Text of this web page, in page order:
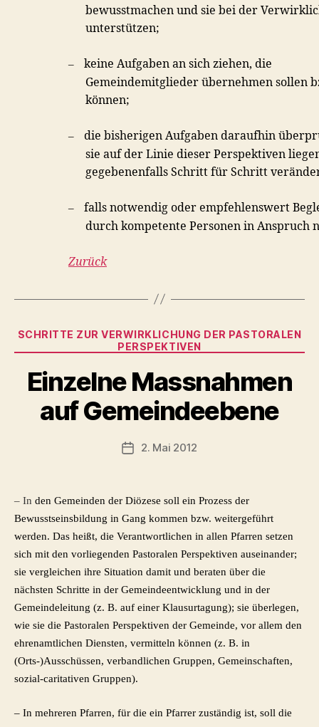
bewusstmachen und sie bei der
unterstützen;
–
keine Aufgaben an sich ziehen, die
Gemeindemitglieder übernehmen sollen
können;
–
die bisherigen Aufgaben daraufhin
sie auf der Linie dieser Perspektiven
gegebenenfalls Schritt für Schritt
–
falls notwendig oder empfehlenswert
durch kompetente Personen in Anspruch
Zurück
Kategorien
SCHRITTE ZUR VERWIRKLICHUNG DER PASTORALEN
PERSPEKTIVEN
Einzelne Massnahmen
auf Gemeindeebene
Veröffentlichungsdatum
2. Mai 2012
– In den Gemeinden der Diözese soll ein Prozess der
Bewusstseinsbildung in Gang kommen bzw. weitergeführt
werden. Das heißt, die Verantwortlichen in allen Pfarren setzen
sich mit den vorliegenden Pastoralen Perspektiven auseinander;
sie vergleichen ihre Situation damit und beraten über die
nächsten Schritte in der Gemeindeentwicklung und in der
Gemeindeleitung (z. B. auf einer Klausurtagung); sie überlegen,
wie sie die Pastoralen Perspektiven der Gemeinde, vor allem den
ehrenamtlichen Diensten, vermitteln können (z. B. in
(Orts-)Ausschüssen, verbandlichen Gruppen, Gemeinschaften,
sozial-caritativen Gruppen).
– In mehreren Pfarren, für die ein Pfarrer zuständig ist, soll die